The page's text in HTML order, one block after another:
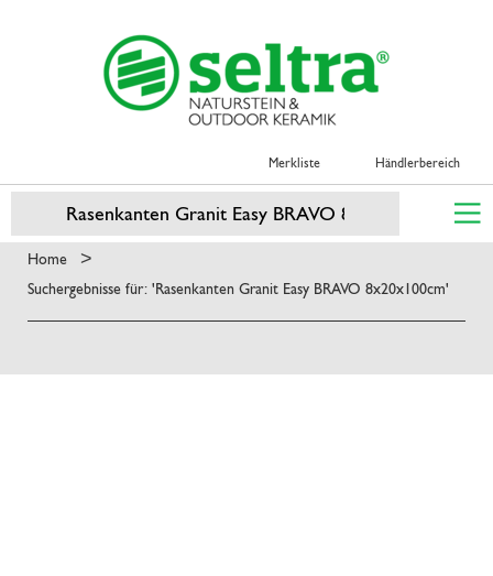
Merkliste Händlerbereich
Home >
Suchergebnisse für: 'Rasenkanten Granit Easy BRAVO 8x20x100cm'